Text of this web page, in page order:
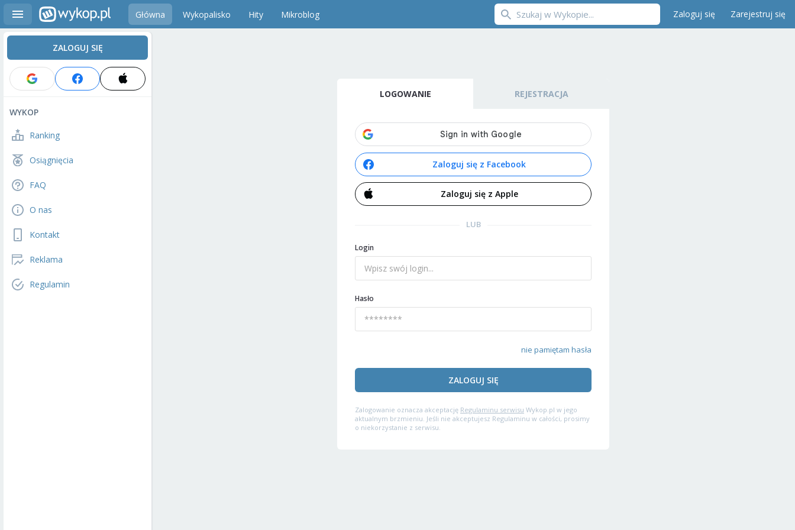
Główna Wykopalisko Hity Mikroblog Zaloguj się Zarejestruj się
ZALOGUJ SIĘ
WYKOP
Ranking
Osiągnięcia
FAQ
O nas
Kontakt
Reklama
Regulamin
LOGOWANIE REJESTRACJA
Zaloguj się z Facebook
Zaloguj się z Apple
LUB
Login
Hasło
nie pamiętam hasła
ZALOGUJ SIĘ
Zalogowanie oznacza akceptację Regulaminu serwisu Wykop.pl w jego
aktualnym brzmieniu. Jeśli nie akceptujesz Regulaminu w całości, prosimy
o niekorzystanie z serwisu.